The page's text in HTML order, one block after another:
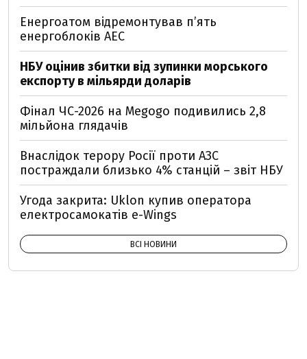
Енергоатом відремонтував п’ять
енергоблоків АЕС
НБУ оцінив збитки від зупинки морського
експорту в мільярди доларів
Фінал ЧС-2026 на Megogo подивились 2,8
мільйона глядачів
Внаслідок терору Росії проти АЗС
постраждали близько 4% станцій – звіт НБУ
Угода закрита: Uklon купив оператора
електросамокатів e-Wings
ВСІ НОВИНИ